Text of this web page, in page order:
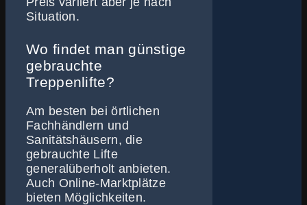
Situation.
Wo findet man günstige
gebrauchte
Treppenlifte?
Am besten bei örtlichen
Fachhändlern und
Sanitätshäusern, die
gebrauchte Lifte
generalüberholt anbieten.
Auch Online-Marktplätze
bieten Möglichkeiten.